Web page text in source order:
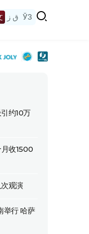
ق ز ЎЗ
约10万
收1500
观演
举行 哈萨